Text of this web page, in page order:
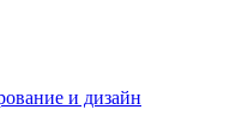
и дизайн